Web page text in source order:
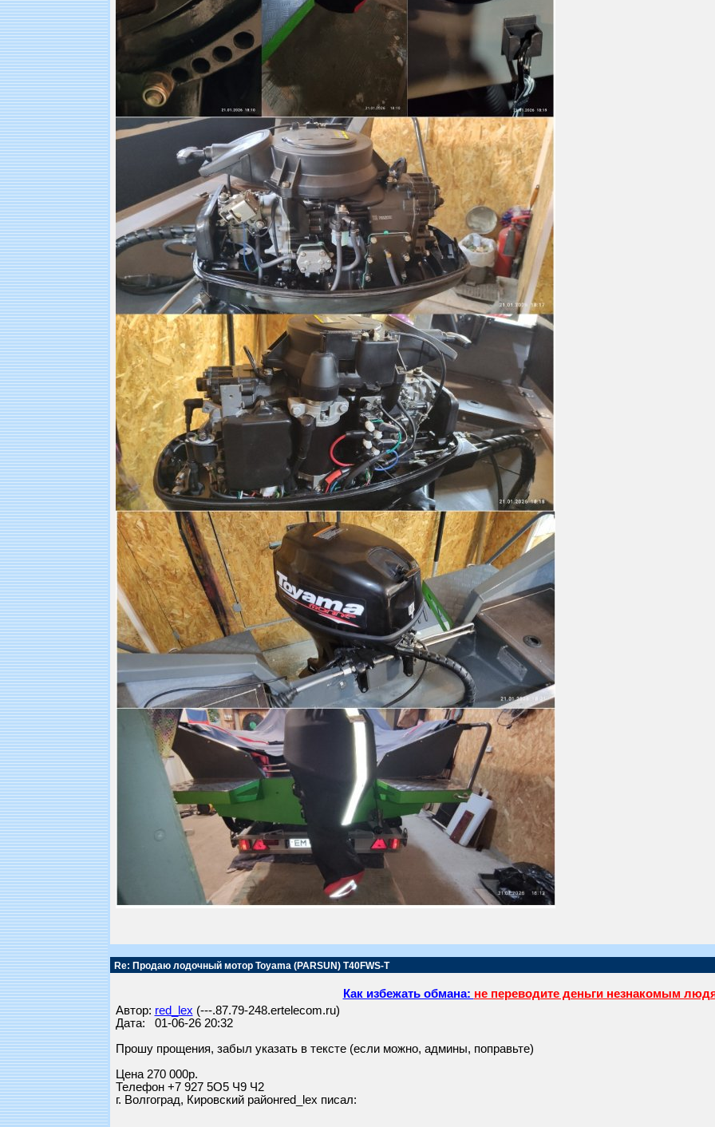
Re: Продаю лодочный мотор Toyama (PARSUN) T40FWS-T
Как избежать обмана: не переводите деньги незнакомым
Автор: red_lex (---.87.79-248.ertelecom.ru)
Дата: 01-06-26 20:32
Прошу прощения, забыл указать в тексте (если можно, админы, поправьте)
Цена 270 000р.
Телефон +7 927 5О5 Ч9 Ч2
г. Волгоград, Кировский районred_lex писал: